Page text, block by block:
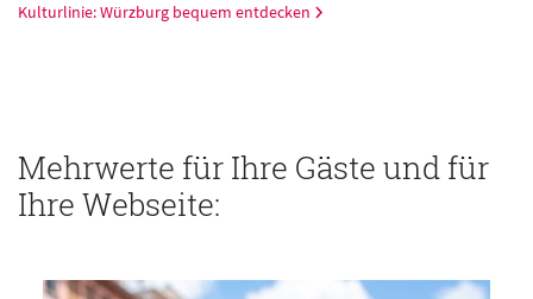
Kulturlinie: Würzburg bequem entdecken
Mehrwerte für Ihre Gäste und für
Ihre Webseite: